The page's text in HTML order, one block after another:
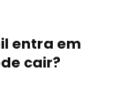
entra em
cair?